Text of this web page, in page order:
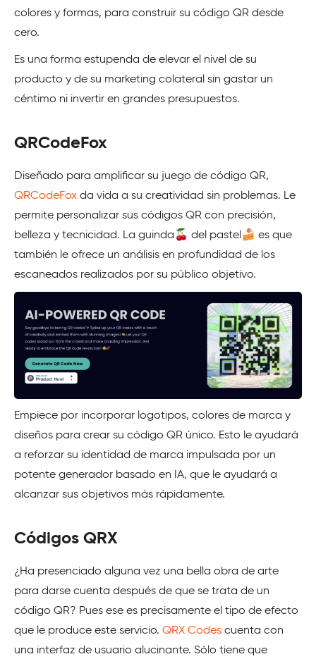
colores y formas, para construir su código QR desde
cero.
Es una forma estupenda de elevar el nivel de su
producto y de su marketing colateral sin gastar un
céntimo ni invertir en grandes presupuestos.
QRCodeFox
Diseñado para amplificar su juego de código QR,
QRCodeFox da vida a su creatividad sin problemas. Le
permite personalizar sus códigos QR con precisión,
belleza y tecnicidad. La guinda🍒 del pastel🍰 es que
también le ofrece un análisis en profundidad de los
escaneados realizados por su público objetivo.
Empiece por incorporar logotipos, colores de marca y
diseños para crear su código QR único. Esto le ayudará
a reforzar su identidad de marca impulsada por un
potente generador basado en IA, que le ayudará a
alcanzar sus objetivos más rápidamente.
Códigos QRX
¿Ha presenciado alguna vez una bella obra de arte
para darse cuenta después de que se trata de un
código QR? Pues ese es precisamente el tipo de efecto
que le produce este servicio. QRX Codes cuenta con
una interfaz de usuario alucinante. Sólo tiene que